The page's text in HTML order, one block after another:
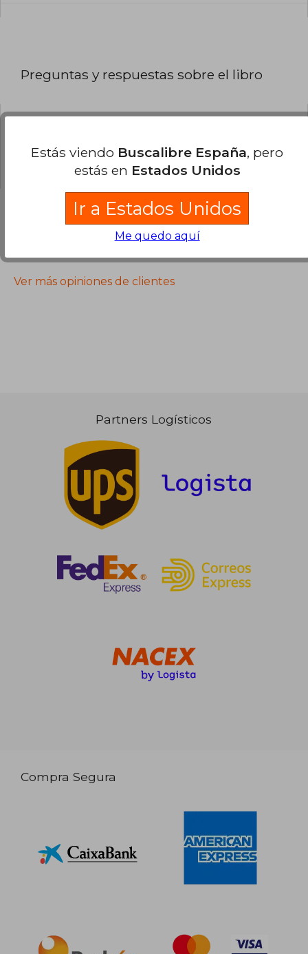
Preguntas y respuestas sobre el libro
sesiónpara poder agregar tu propia pregunta.
Opiniones sobre Buscalibre
Ver más opiniones de clientes
Partners Logísticos
Compra Segura
Estás viendo Buscalibre España, pero
estás en Estados Unidos
Ir a Estados Unidos
Me quedo aquí